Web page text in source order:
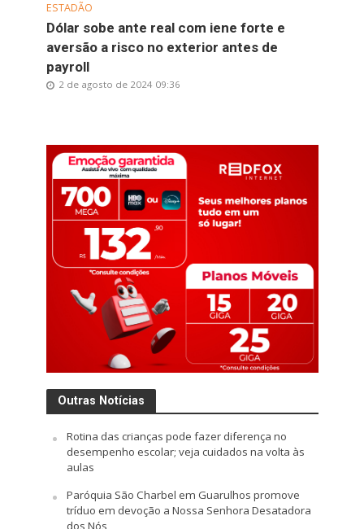
ESTADÃO
Dólar sobe ante real com iene forte e
aversão a risco no exterior antes de
payroll
2 de agosto de 2024 09:36
Outras Notícias
Rotina das crianças pode fazer diferença no
desempenho escolar; veja cuidados na volta às
aulas
Paróquia São Charbel em Guarulhos promove
tríduo em devoção a Nossa Senhora Desatadora
dos Nós